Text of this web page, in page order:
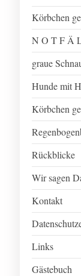
Körbchen
N O T F Ä
graue
Hunde mit
Körbchen
Rückblicke
Wir sagen
Kontakt
Links
Gästebuch